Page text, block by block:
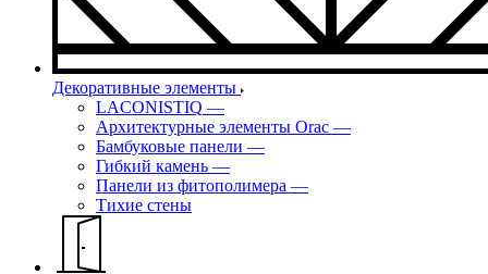
Декоративные элементы
LACONISTIQ —
Архитектурные элементы Orac —
Бамбуковые панели —
Гибкий камень —
Панели из фитополимера —
Тихие стены